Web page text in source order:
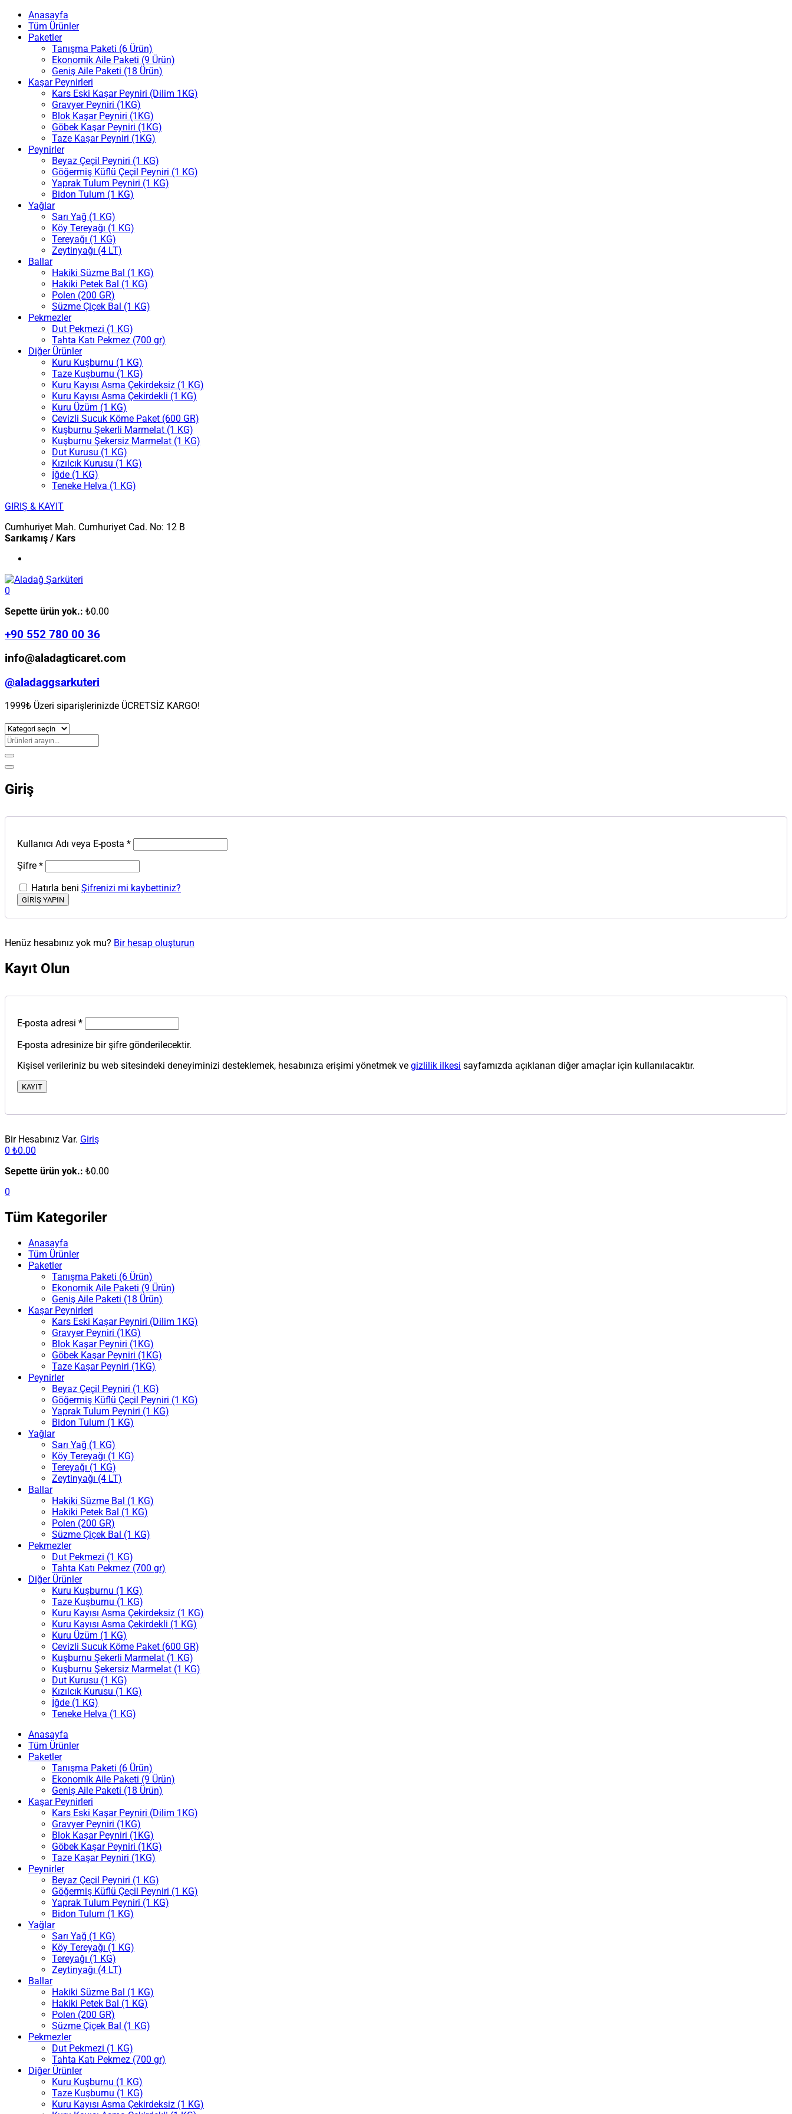
Anasayfa
Tüm Ürünler
Paketler
Tanışma Paketi (6 Ürün)
Ekonomik Aile Paketi (9 Ürün)
Geniş Aile Paketi (18 Ürün)
Kaşar Peynirleri
Kars Eski Kaşar Peyniri (Dilim 1KG)
Gravyer Peyniri (1KG)
Blok Kaşar Peyniri (1KG)
Göbek Kaşar Peyniri (1KG)
Taze Kaşar Peyniri (1KG)
Peynirler
Beyaz Çeçil Peyniri (1 KG)
Göğermiş Küflü Çeçil Peyniri (1 KG)
Yaprak Tulum Peyniri (1 KG)
Bidon Tulum (1 KG)
Yağlar
Sarı Yağ (1 KG)
Köy Tereyağı (1 KG)
Tereyağı (1 KG)
Zeytinyağı (4 LT)
Ballar
Hakiki Süzme Bal (1 KG)
Hakiki Petek Bal (1 KG)
Polen (200 GR)
Süzme Çiçek Bal (1 KG)
Pekmezler
Dut Pekmezi (1 KG)
Tahta Katı Pekmez (700 gr)
Diğer Ürünler
Kuru Kuşburnu (1 KG)
Taze Kuşburnu (1 KG)
Kuru Kayısı Asma Çekirdeksiz (1 KG)
Kuru Kayısı Asma Çekirdekli (1 KG)
Kuru Üzüm (1 KG)
Cevizli Sucuk Köme Paket (600 GR)
Kuşburnu Şekerli Marmelat (1 KG)
Kuşburnu Şekersiz Marmelat (1 KG)
Dut Kurusu (1 KG)
Kızılcık Kurusu (1 KG)
İğde (1 KG)
Teneke Helva (1 KG)
GIRIŞ & KAYIT
Cumhuriyet Mah. Cumhuriyet Cad. No: 12 B
Sarıkamış / Kars
0
Sepette ürün yok.: ₺0.00
+90 552 780 00 36
info@aladagticaret.com
@aladaggsarkuteri
1999₺ Üzeri siparişlerinizde ÜCRETSİZ KARGO!
Giriş
Kullanıcı Adı veya E-posta *
Şifre *
Hatırla beni Şifrenizi mi kaybettiniz?
Henüz hesabınız yok mu? Bir hesap oluşturun
Kayıt Olun
E-posta adresi *
E-posta adresinize bir şifre gönderilecektir.
Kişisel verileriniz bu web sitesindeki deneyiminizi desteklemek, hesabınıza erişimi yönetmek ve gizlilik ilkesi sayfamızda açıklanan diğer amaçlar için kullanılacaktır.
KAYIT
Bir Hesabınız Var. Giriş
0 ₺0.00
Sepette ürün yok.: ₺0.00
0
Tüm Kategoriler
Anasayfa
Tüm Ürünler
Paketler
Tanışma Paketi (6 Ürün)
Ekonomik Aile Paketi (9 Ürün)
Geniş Aile Paketi (18 Ürün)
Kaşar Peynirleri
Kars Eski Kaşar Peyniri (Dilim 1KG)
Gravyer Peyniri (1KG)
Blok Kaşar Peyniri (1KG)
Göbek Kaşar Peyniri (1KG)
Taze Kaşar Peyniri (1KG)
Peynirler
Beyaz Çeçil Peyniri (1 KG)
Göğermiş Küflü Çeçil Peyniri (1 KG)
Yaprak Tulum Peyniri (1 KG)
Bidon Tulum (1 KG)
Yağlar
Sarı Yağ (1 KG)
Köy Tereyağı (1 KG)
Tereyağı (1 KG)
Zeytinyağı (4 LT)
Ballar
Hakiki Süzme Bal (1 KG)
Hakiki Petek Bal (1 KG)
Polen (200 GR)
Süzme Çiçek Bal (1 KG)
Pekmezler
Dut Pekmezi (1 KG)
Tahta Katı Pekmez (700 gr)
Diğer Ürünler
Kuru Kuşburnu (1 KG)
Taze Kuşburnu (1 KG)
Kuru Kayısı Asma Çekirdeksiz (1 KG)
Kuru Kayısı Asma Çekirdekli (1 KG)
Kuru Üzüm (1 KG)
Cevizli Sucuk Köme Paket (600 GR)
Kuşburnu Şekerli Marmelat (1 KG)
Kuşburnu Şekersiz Marmelat (1 KG)
Dut Kurusu (1 KG)
Kızılcık Kurusu (1 KG)
İğde (1 KG)
Teneke Helva (1 KG)
Anasayfa
Tüm Ürünler
Paketler
Tanışma Paketi (6 Ürün)
Ekonomik Aile Paketi (9 Ürün)
Geniş Aile Paketi (18 Ürün)
Kaşar Peynirleri
Kars Eski Kaşar Peyniri (Dilim 1KG)
Gravyer Peyniri (1KG)
Blok Kaşar Peyniri (1KG)
Göbek Kaşar Peyniri (1KG)
Taze Kaşar Peyniri (1KG)
Peynirler
Beyaz Çeçil Peyniri (1 KG)
Göğermiş Küflü Çeçil Peyniri (1 KG)
Yaprak Tulum Peyniri (1 KG)
Bidon Tulum (1 KG)
Yağlar
Sarı Yağ (1 KG)
Köy Tereyağı (1 KG)
Tereyağı (1 KG)
Zeytinyağı (4 LT)
Ballar
Hakiki Süzme Bal (1 KG)
Hakiki Petek Bal (1 KG)
Polen (200 GR)
Süzme Çiçek Bal (1 KG)
Pekmezler
Dut Pekmezi (1 KG)
Tahta Katı Pekmez (700 gr)
Diğer Ürünler
Kuru Kuşburnu (1 KG)
Taze Kuşburnu (1 KG)
Kuru Kayısı Asma Çekirdeksiz (1 KG)